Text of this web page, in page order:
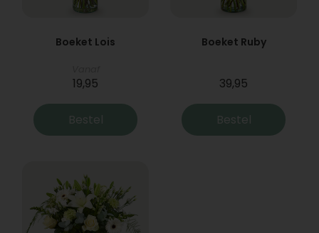
Boeket Lois
19,95
Bestel
Boeket Ruby
39,95
Bestel